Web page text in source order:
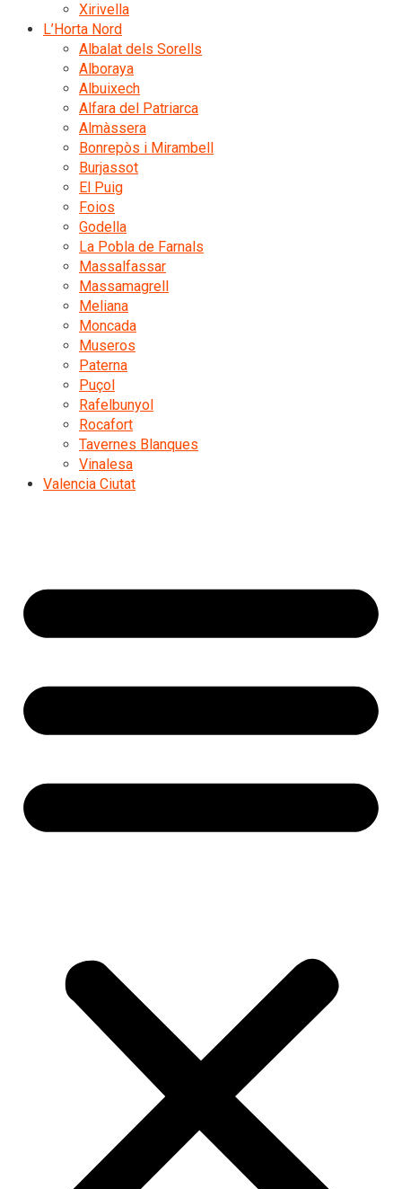
Xirivella
L’Horta Nord
Albalat dels Sorells
Alboraya
Albuixech
Alfara del Patriarca
Almàssera
Bonrepòs i Mirambell
Burjassot
El Puig
Foios
Godella
La Pobla de Farnals
Massalfassar
Massamagrell
Meliana
Moncada
Museros
Paterna
Puçol
Rafelbunyol
Rocafort
Tavernes Blanques
Vinalesa
Valencia Ciutat